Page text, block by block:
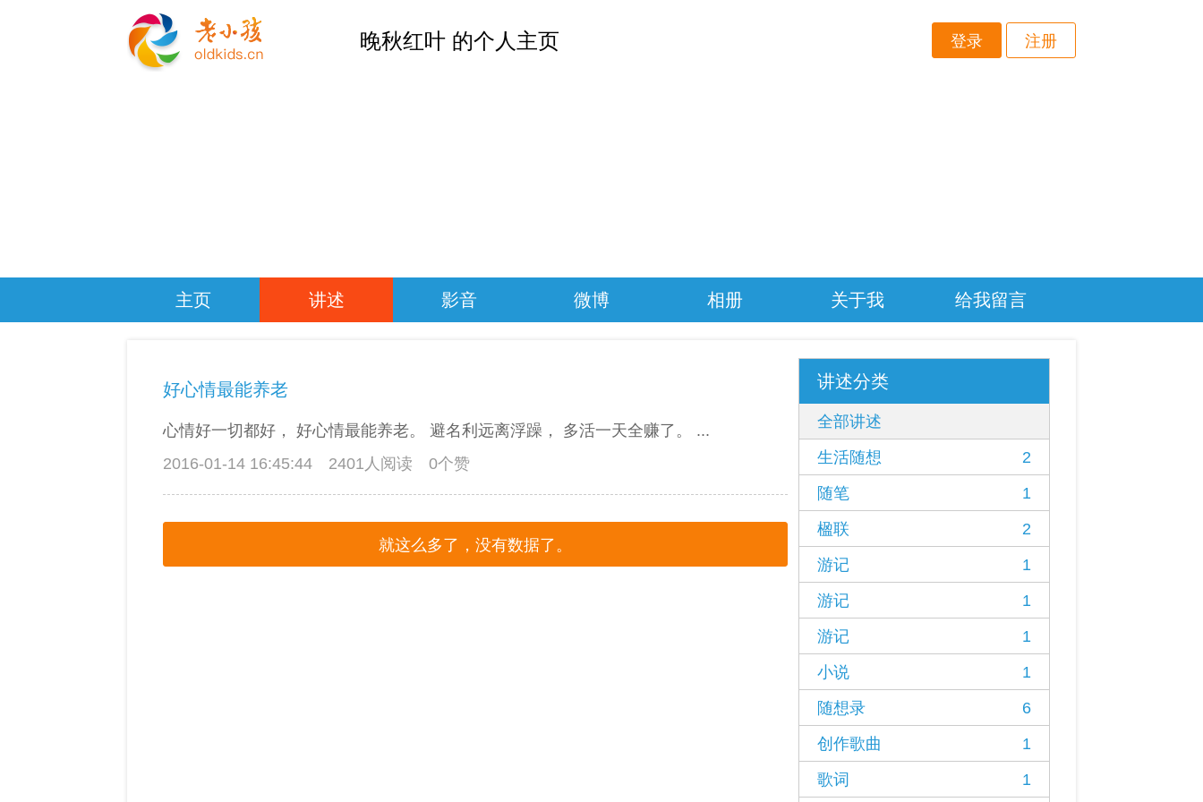
晚秋红叶 的个人主页 登录 注册
主页 讲述 影音 微博 相册 关于我 给我留言
好心情最能养老
心情好一切都好， 好心情最能养老。 避名利远离浮躁， 多活一天全赚了。 ...
2016-01-14 16:45:44
2401人阅读 0个赞
就这么多了，没有数据了。
讲述分类
全部讲述
生活随想
2
随笔
1
楹联
2
游记
1
游记
1
游记
1
小说
1
随想录
6
创作歌曲
1
歌词
1